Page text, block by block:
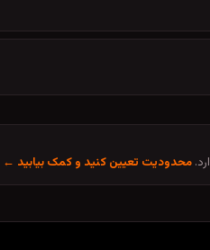
محدودیت تعیین کنید و کمک بیابید ←